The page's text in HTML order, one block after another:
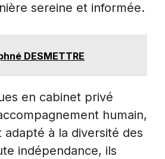
sereine et informée.
DESMETTRE
en cabinet privé
humain,
à la diversité des
indépendance, ils